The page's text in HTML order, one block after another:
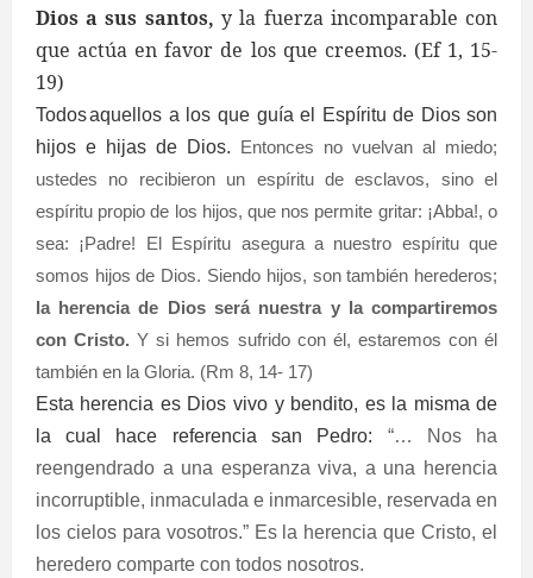
Dios a sus santos, y la fuerza incomparable con
que actúa en favor de los que creemos. (Ef 1, 15-
19)
Todosaquellos a los que guía el Espíritu de Dios son
hijos e hijas de Dios. Entonces no vuelvan al miedo;
ustedes no recibieron un espíritu de esclavos, sino el
espíritu propio de los hijos, que nos permite gritar: ¡Abba!, o
sea: ¡Padre! El Espíritu asegura a nuestro espíritu que
somos hijos de Dios. Siendo hijos, son también herederos;
la herencia de Dios será nuestra y la compartiremos
con Cristo. Y si hemos sufrido con él, estaremos con él
también en la Gloria. (Rm 8, 14- 17)
Esta herencia es Dios vivo y bendito, es la misma de
la cual hace referencia san Pedro: “… Nos ha
reengendrado a una esperanza viva, a una herencia
incorruptible, inmaculada e inmarcesible, reservada en
los cielos para vosotros.” Es la herencia que Cristo, el
heredero comparte con todos nosotros.